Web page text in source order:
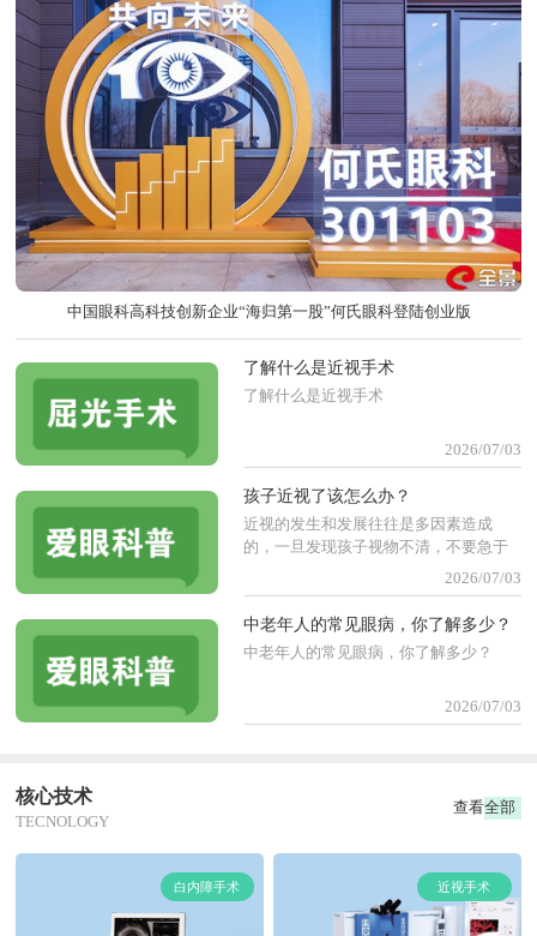
中国眼科高科技创新企业“海归第一股”何氏眼科登陆创业版
了解什么是近视手术
了解什么是近视手术
2026/07/03
孩子近视了该怎么办？
近视的发生和发展往往是多因素造成
的，一旦发现孩子视物不清，不要急于
配眼镜，首先要到专业医 疗机构全面检
查眼睛，看孩子是否有斜弱视、先天性
白内障等可致视力低下的眼病，只有找
地控制近视发展。
2026/07/03
中老年人的常见眼病，你了解多少？
中老年人的常见眼病，你了解多少？
2026/07/03
核心技术
TECNOLOGY
查看全部
白内障手术 近视手术